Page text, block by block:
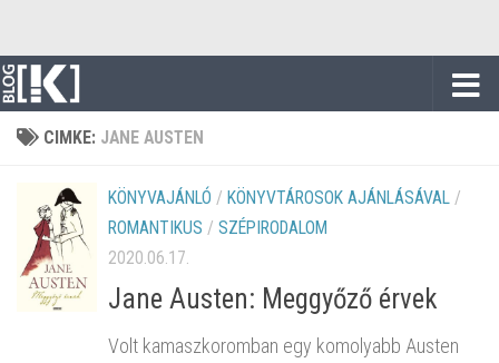
CIMKE: JANE AUSTEN
KÖNYVAJÁNLÓ / KÖNYVTÁROSOK AJÁNLÁSÁVAL /
ROMANTIKUS / SZÉPIRODALOM
2020.06.17.
Jane Austen: Meggyőző érvek
Volt kamaszkoromban egy komolyabb Austen